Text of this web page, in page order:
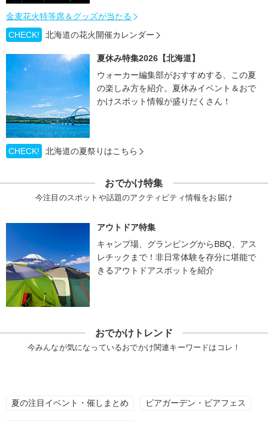
金麦花火特等席＆グッズが当たる
CHECK!
北海道の花火開催カレンダー
夏休み特集2026【北海道】
ウォーカー編集部がおすすめする、この夏
の楽しみ方を紹介。夏休みイベント＆おで
かけスポット情報が盛りだくさん！
CHECK! 北海道の夏祭りはこちら
おでかけ特集
今注目のスポットや話題のアクティビティ情報をお届け
アウトドア特集
キャンプ場、グランピングからBBQ、アス
レチックまで！非日常体験を存分に堪能で
きるアウトドアスポットを紹介
おでかけトレンド
今みんなが気になっているおでかけ関連キーワードはコレ！
夏の注目イベント・催しまとめ ビアガーデン・ビアフェス